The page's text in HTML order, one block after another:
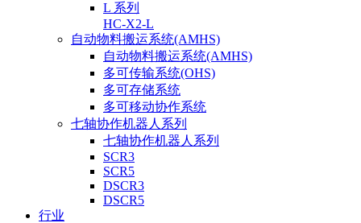
L 系列
HC-X2-L
自动物料搬运系统(AMHS)
自动物料搬运系统(AMHS)
多可传输系统(OHS)
多可存储系统
多可移动协作系统
七轴协作机器人系列
七轴协作机器人系列
SCR3
SCR5
DSCR3
DSCR5
行业